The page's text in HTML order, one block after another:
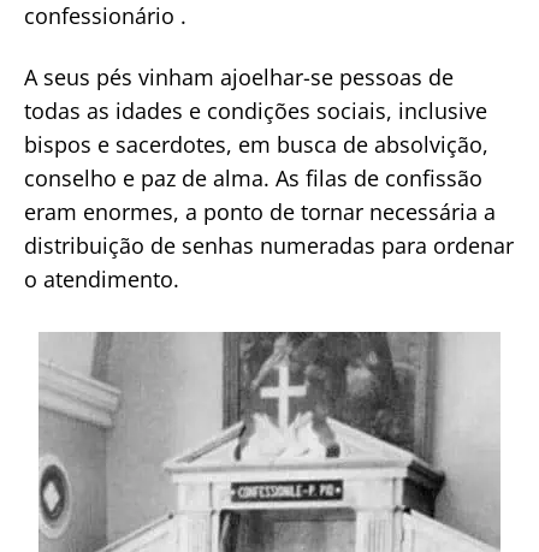
confessionário .
A seus pés vinham ajoelhar-se pessoas de
todas as idades e condições sociais, inclusive
bispos e sacerdotes, em busca de absolvição,
conselho e paz de alma. As filas de confissão
eram enormes, a ponto de tornar necessária a
distribuição de senhas numeradas para ordenar
o atendimento.